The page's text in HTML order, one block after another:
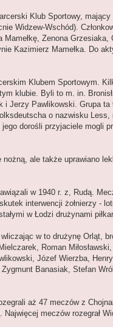
Klub Sportowy,
Widzew-Wschód).
Zenona
Kazimierz Mamełka. Do
Klubem Sportowym.
klubie. Byli to m. in.
Jerzy Pawlikowski. Grupa
o nazwisku
dorośli przyjaciele
ale także uprawiano
w 1940 r. z, Rudą.
interwencji żołnierzy -
w Łodzi drużynami
w to drużynę Orląt,
Roman
Józef Wierzba,
Banasiak, Stefan
aż 47 meczów z
meczów rozegrał